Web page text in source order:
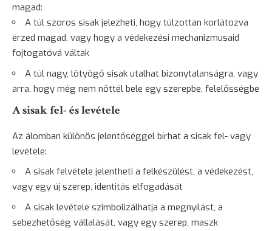
magad:
A túl szoros sisak jelezheti, hogy túlzottan korlátozva
érzed magad, vagy hogy a védekezési mechanizmusaid
fojtogatóvá váltak
A túl nagy, lötyögő sisak utalhat bizonytalanságra, vagy
arra, hogy még nem nőttél bele egy szerepbe, felelősségbe
A sisak fel- és levétele
Az álomban különös jelentőséggel bírhat a sisak fel- vagy
levétele:
A sisak felvétele jelentheti a felkészülést, a védekezést,
vagy egy új szerep, identitás elfogadását
A sisak levétele szimbolizálhatja a megnyílást, a
sebezhetőség vállalását, vagy egy szerep, maszk